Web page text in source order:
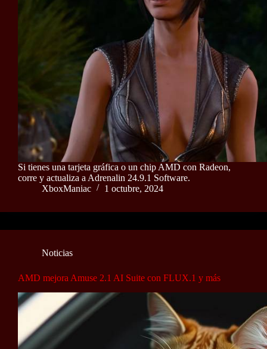
Si tienes una tarjeta gráfica o un chip AMD con Radeon,
corre y actualiza a Adrenalin 24.9.1 Software.
XboxManiac
1 octubre, 2024
Noticias
AMD mejora Amuse 2.1 AI Suite con FLUX.1 y más